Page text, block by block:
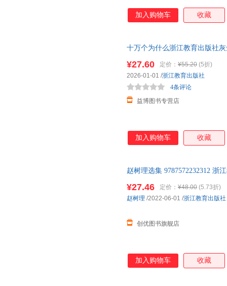
加入购物车 收藏
十万个为什么浙江教育出版社
¥27.60 定价： ¥55.20 (5折)
益博图书专营店
4条评论
2026-01-01 /浙江教育出版社
加入购物车 收藏
赵树理选集 9787572232312 浙
¥27.46 定价： ¥48.00 (5.73折)
创优图书旗舰店
赵树理 /2022-06-01 /浙江教育出版社
加入购物车 收藏